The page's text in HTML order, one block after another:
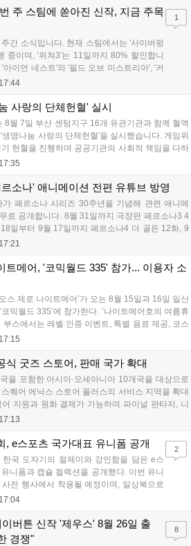
울즈'와 레트로 수리 시뮬레이션 '리스토
되었습니다....
주 스팀에 쏟아진 신작, 지금 주목
간 소식입니다. 현재 스팀에서는 '사이버펑
중이며, '위쳐3'는 11일까지 80% 할인합니
아이언 네스트'와 '필드 오브 미스트리아', '커
있습니다. 한편, 7일 출시된 '마블 투혼'은
트리콘: 와일드랜드'는 7년 만의 대규모 업
'와 함께 95% 할인 중입니다....
17:44
1
사랑의 단체헌혈' 실시
8월 7일 부산 센텀지구 16개 유관기관과 함께 혈액
명나눔 사랑의 단체헌혈'을 실시했습니다. 게임위
헌혈을 진행하며 공공기관의 사회적 책임을 다하
에는 영화진흥위원회 등 14개 기관 임직원이 동참
모든 임직원에게 감사의 뜻을 전하며 헌혈 문화
....
17:35
소나' 애니메이션 전편 유튜브 방영
가 페르소나 시리즈 30주년을 기념해 관련 애니메
료 공개합니다. 8월 31일까지 극장판 페르소나3 4
일부터 9월 17일까지 페르소나4 더 골든 12화, 9
일까지 페르소나5 시리즈가 순차 공개됩니다. 또한
소개될 예정입니다....
17:21
트메어, '코믹월드 335' 참가... 이용자 소
스 제로 나이트메어’가 오는 8월 15일과 16일 일산
믹월드 335’에 참가한다. ‘나이트메어호의 여름휴
부스에서는 레벨 인증 이벤트, 특별 음료 제공, 코스
채로운 행사가 진행된다. 유명 코스어 7인이 캐릭
니티에서 확인 가능하다....
17:15
식 굿즈 스토어, 판매 국가 확대
을 포함한 아시아·오세아니아 10개국을 대상으로
퀘어 에닉스 스토어 플러스의 서비스 지역을 확대
지원과 원화 결제가 가능하며 파이널 판타지, 니
어, 굿즈를 구매할 수 있습니다. 신상품이 순차적
17:13
, e스포츠 국가대표 유니폼 공개
한국 도자기의 절제미와 강인함을 담은 e스
니폼과 캡슐 컬렉션을 공개했다. 이번 유니
전 행사에서 착용될 예정이며, 일상복으로
8월 28일부터 골스튜디오 공식 홈페이지
별도의 유니폼을 착용할 계획이다....
17:04
2
버튼 신작 '제우스' 8월 26일 출
경쟁"
8